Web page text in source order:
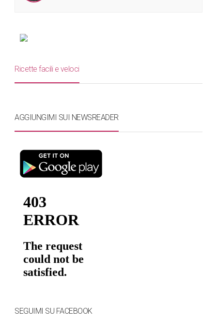
Ricette facili e veloci
AGGIUNGIMI SUI NEWSREADER
SEGUIMI SU FACEBOOK